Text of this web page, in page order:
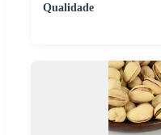
Qualidade